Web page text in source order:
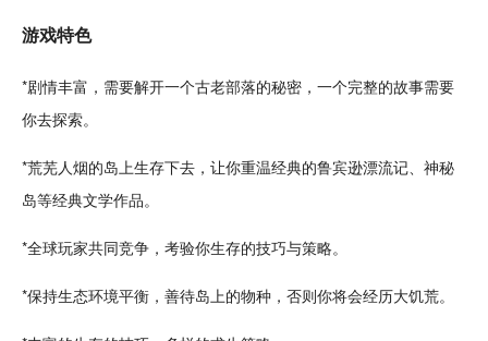
游戏特色
*剧情丰富，需要解开一个古老部落的秘密，一个完整的故事需要
你去探索。
*荒芜人烟的岛上生存下去，让你重温经典的鲁宾逊漂流记、神秘
岛等经典文学作品。
*全球玩家共同竞争， 考验你生存的技巧与策略。
*保持生态环境平衡 ，善待岛上的物种，否则你将会经历大饥荒。